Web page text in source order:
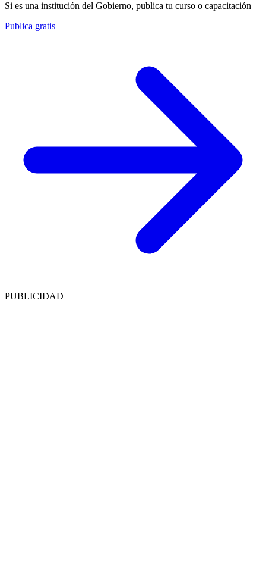
Si es una institución del Gobierno, publica tu curso o capacitación
Publica gratis
PUBLICIDAD